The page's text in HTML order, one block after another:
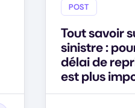
POST
Tout savoir
sinistre :
délai de
est plus